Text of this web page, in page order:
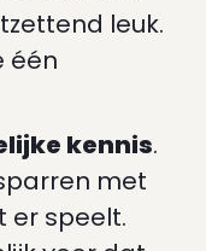
leuk.
één
kennis.
met
er speelt.